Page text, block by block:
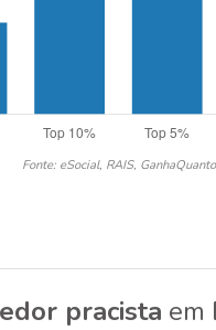
Fonte: eSocial, RAIS, GanhaQuanto
pracista em